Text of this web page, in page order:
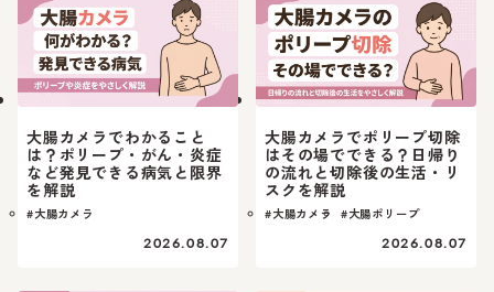
大腸カメラでわかること
は？ポリープ・がん・炎症
など発見できる病気と限界
を解説
#大腸カメラ
2026.08.07
大腸カメラでポリープ切除
はその場でできる？日帰り
の流れと切除後の生活・リ
スクを解説
#大腸カメラ #大腸ポリープ
2026.08.07